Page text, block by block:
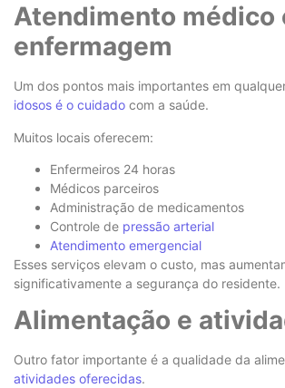
Atendimento médico
enfermagem
Um dos pontos mais importantes em
idosos é o cuidado com a saúde.
Muitos locais oferecem:
Enfermeiros 24 horas
Médicos parceiros
Administração de medicamentos
Controle de pressão arterial
Atendimento emergencial
Esses serviços elevam o custo, mas
significativamente a segurança do residente.
Alimentação e
Outro fator importante é a qualidade da
atividades oferecidas.